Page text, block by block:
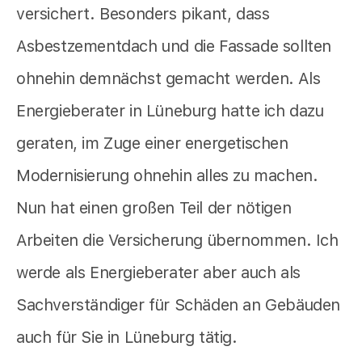
versichert. Besonders pikant, dass
Asbestzementdach und die Fassade sollten
ohnehin demnächst gemacht werden. Als
Energieberater in Lüneburg hatte ich dazu
geraten, im Zuge einer energetischen
Modernisierung ohnehin alles zu machen.
Nun hat einen großen Teil der nötigen
Arbeiten die Versicherung übernommen. Ich
werde als Energieberater aber auch als
Sachverständiger für Schäden an Gebäuden
auch für Sie in Lüneburg tätig.